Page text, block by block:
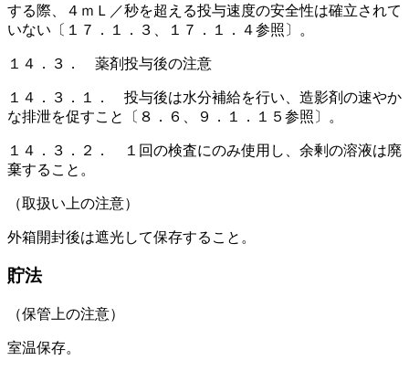
する際、４ｍＬ／秒を超える投与速度の安全性は確立されて
いない〔１７．１．３、１７．１．４参照〕。
１４．３． 薬剤投与後の注意
１４．３．１． 投与後は水分補給を行い、造影剤の速やか
な排泄を促すこと〔８．６、９．１．１５参照〕。
１４．３．２． １回の検査にのみ使用し、余剰の溶液は廃
棄すること。
（取扱い上の注意）
外箱開封後は遮光して保存すること。
貯法
（保管上の注意）
室温保存。